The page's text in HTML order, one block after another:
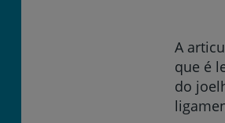
A
que é
do